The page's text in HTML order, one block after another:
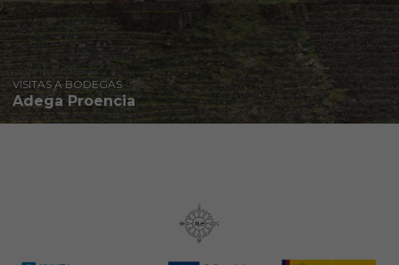
VISITAS A BODEGAS
Adega Proencia